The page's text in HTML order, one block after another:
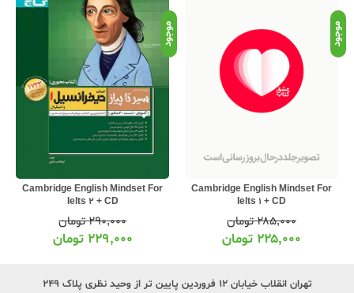
موجود
Cambridge English Mindset For
Ielts 2 + CD
۲۹۰,۰۰۰تومان
۲۲۹,۰۰۰ تومان
موجود
پویش آکسفورد المنتری با زیرنویس فارسی
۸۸۵,۰۰۰تومان
۶۶۳,۰۰۰ تومان
تهران انقلاب خیابان ۱۲ فروردین پایین تر از وحید نظری پلاک ۲۴۹